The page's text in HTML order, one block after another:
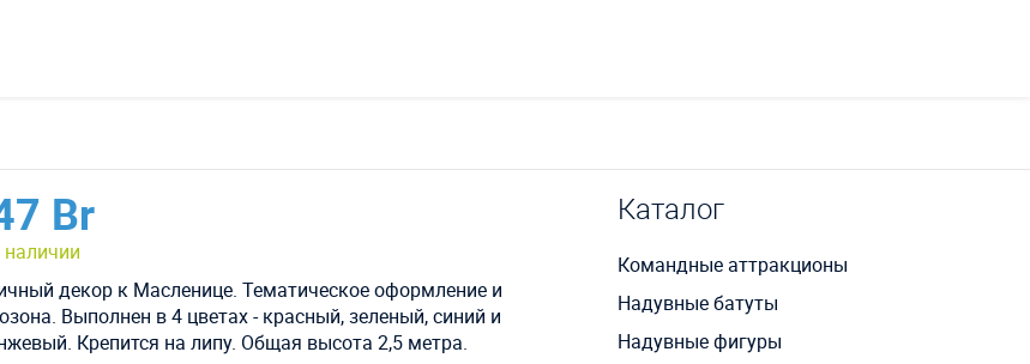
Br
наличии
декор к Масленице. Тематическое оформление и
Выполнен в 4 цветах - красный, зеленый, синий и
Крепится на липу. Общая высота 2,5 метра.
Каталог
Командные аттракционы
Надувные батуты
Надувные фигуры